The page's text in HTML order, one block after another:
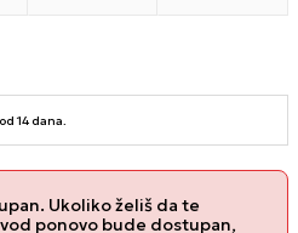
14 dana.
Ukoliko želiš da te
ponovo bude dostupan,